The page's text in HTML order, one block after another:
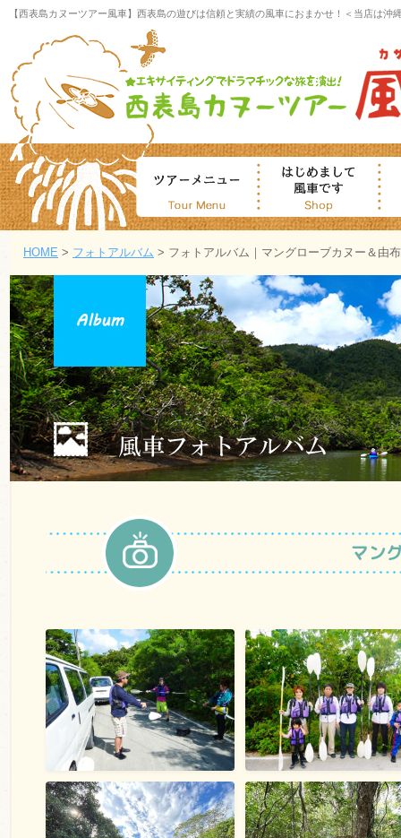
【西表島カヌーツアー風車】西表島の遊びは信頼と実績の風車におまかせ！＜当店は
HOME > フォトアルバム > フォトアルバム｜マングローブカヌー＆由